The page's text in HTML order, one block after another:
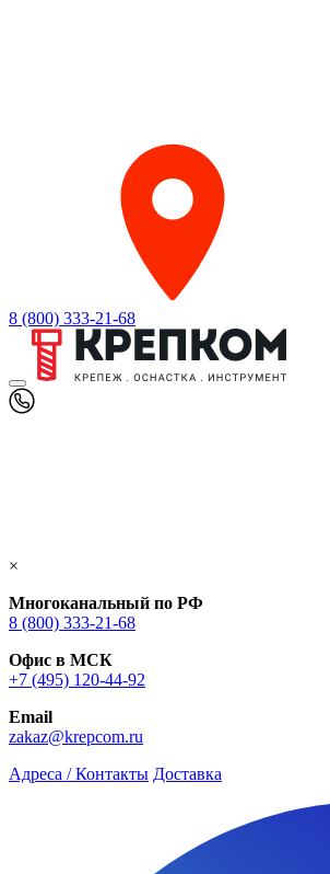
8 (800) 333-21-68
×
Многоканальный по РФ
8 (800) 333‑21-68
Офис в МСК
+7 (495) 120-44-92
Email
zakaz@krepcom.ru
Адреса / Контакты Доставка